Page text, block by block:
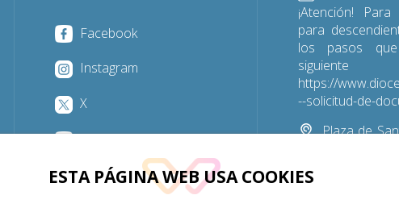
ESTA PÁGINA WEB USA COOKIES
Facebook
Instagram
X
YouTube
¡Atención!
para
los pasos
https://
--solicitud-de-
Plaza de